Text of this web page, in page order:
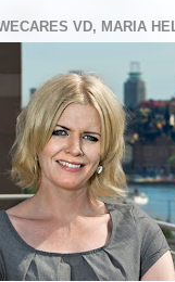
VD, MARIA